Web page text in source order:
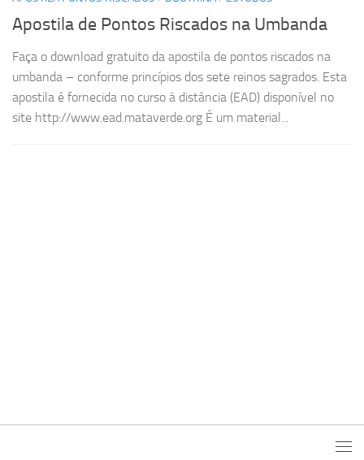
Apostila de Pontos Riscados na Umbanda
Faça o download gratuito da apostila de pontos riscados na
umbanda – conforme princípios dos sete reinos sagrados. Esta
apostila é fornecida no curso à distância (EAD) disponível no
site http://www.ead.mataverde.org É um material...